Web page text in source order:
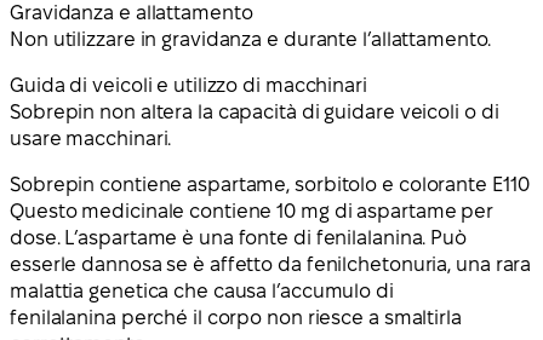
Gravidanza e allattamento
Non utilizzare in gravidanza e durante l’allattamento.
Guida di veicoli e utilizzo di macchinari
Sobrepin non altera la capacità di guidare veicoli o di
usare macchinari.
Sobrepin contiene aspartame, sorbitolo e colorante E110
Questo medicinale contiene 10 mg di aspartame per
dose. L’aspartame è una fonte di fenilalanina. Può
esserle dannosa se è affetto da fenilchetonuria, una rara
malattia genetica che causa l’accumulo di
fenilalanina perché il corpo non riesce a smaltirla